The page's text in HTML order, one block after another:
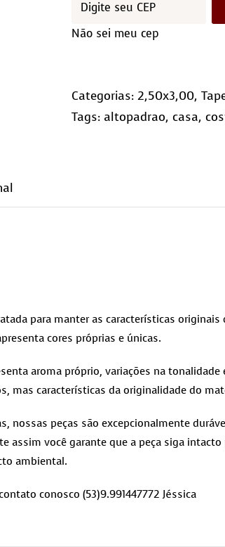
quantidade
Não sei meu cep
Categorias:2,50x3,00,
Tags: altopadrao,casa,
para manter as características
cores próprias e únicas.
aroma próprio, variações na
mas características da originalidade do
nossas peças são excepcionalmente
assim você garante que a peça siga
ambiental.
conosco (53)9.991447772 Jéssica